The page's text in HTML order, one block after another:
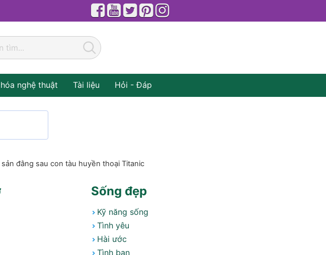
nghệ thuật Tài liệu Hỏi - Đáp
đằng sau con tàu huyền thoại Titanic
Sống đẹp
Kỹ năng sống
Tình yêu
Hài ước
Tình bạn